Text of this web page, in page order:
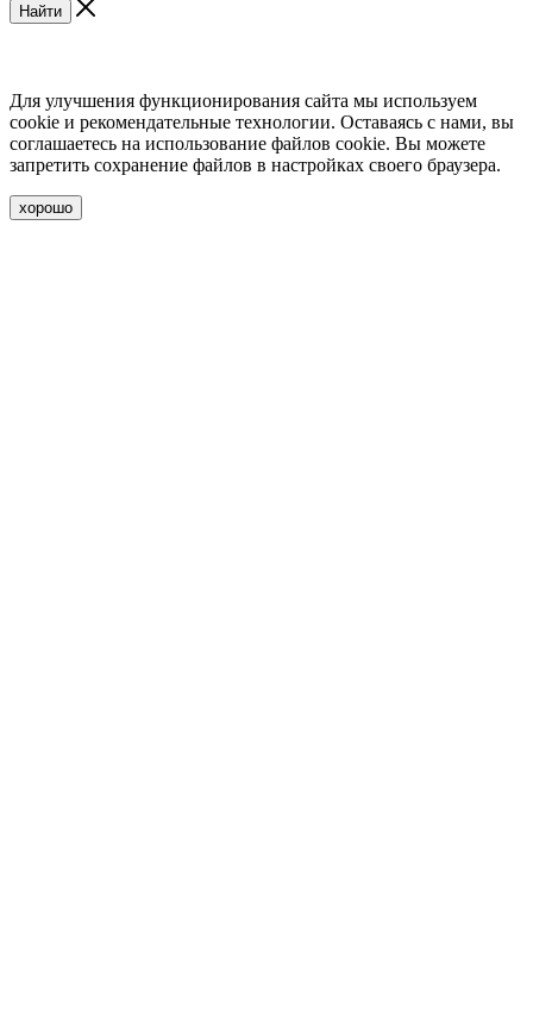
Найти
Для улучшения функционирования сайта мы используем
cookie и рекомендательные технологии. Оставаясь с нами, вы
соглашаетесь на использование файлов cookie. Вы можете
запретить сохранение файлов в настройках своего браузера.
хорошо